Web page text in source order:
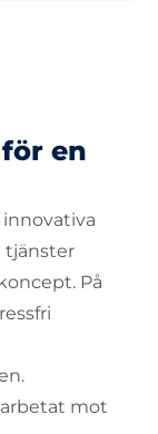
en
innovativa
tjänster
På
mot